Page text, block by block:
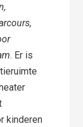
. Er is
kinderen